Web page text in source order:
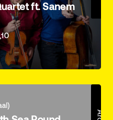
ft. Sanem